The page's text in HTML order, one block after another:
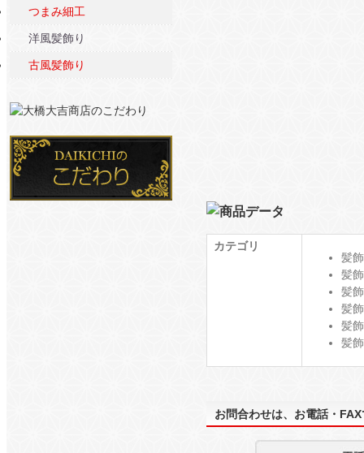
カテゴリ
髪
髪
髪
髪
髪
髪
お問合わせは、お電話・
つまみ細工
洋風髪飾り
古風髪飾り